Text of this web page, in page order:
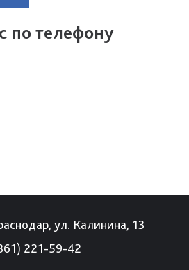
по телефону
ул. Калинина, 13
221-59-42